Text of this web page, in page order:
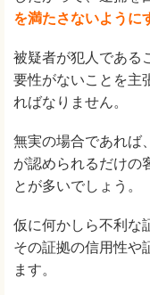
を満たさないように
被疑者が犯人である
要性がないことを主
ればなりません。
無実の場合であれば
が認められるだけの
とが多いでしょう。
仮に何かしら不利な
その証拠の信用性や
ます。